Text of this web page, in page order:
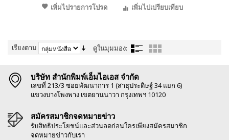
เพิ่มไปรายการโปรด
เพิ่มไปเปรียบเทียบ
เรียงตาม ดูในมุมมอง:
บริษัท สำนักพิมพ์เอ็มไอเอส จำกัด
เลขที่ 213/3 ซอยพัฒนาการ 1 (สาธุประดิษฐ์ 34 แยก 6)
แขวงบางโพงพาง เขตยานนาวา กรุงเทพฯ 10120
สมัครสมาชิกจดหมายข่าว
รับสิทธิประโยชน์และส่วนลดก่อนใครเพียงสมัครสมาชิก
จดหมายข่าวกับเรา